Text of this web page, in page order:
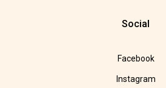
Social
Facebook
Instagram